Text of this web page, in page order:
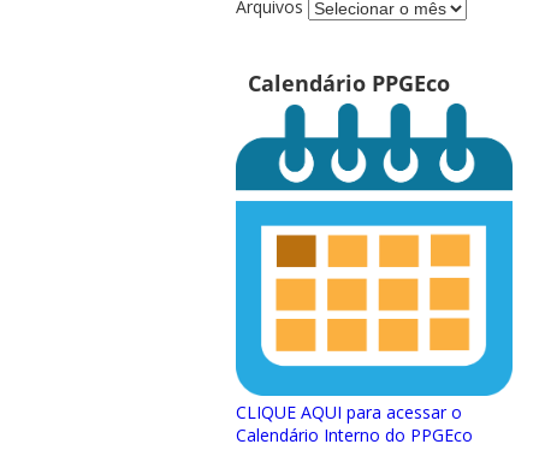
Arquivos
Calendário PPGEco
CLIQUE AQUI para acessar o
Calendário Interno do PPGEco